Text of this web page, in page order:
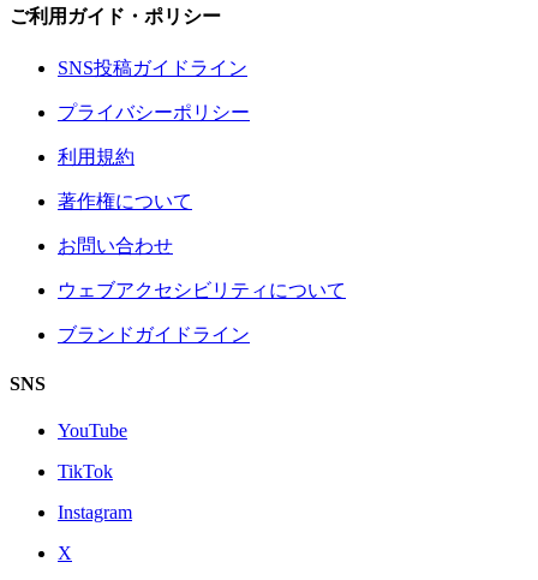
ご利用ガイド・ポリシー
SNS投稿ガイドライン
プライバシーポリシー
利用規約
著作権について
お問い合わせ
ウェブアクセシビリティについて
ブランドガイドライン
SNS
YouTube
TikTok
Instagram
X